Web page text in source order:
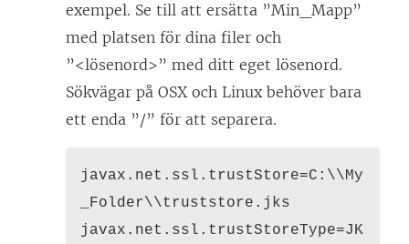
exempel. Se till att ersätta ”Min_Mapp”
med platsen för dina filer och
”<lösenord>” med ditt eget lösenord.
Sökvägar på OSX och Linux behöver bara
ett enda ”/” för att separera.
javax.net.ssl.trustStore=C:\\My
_Folder\\truststore.jks
javax.net.ssl.trustStoreType=JK